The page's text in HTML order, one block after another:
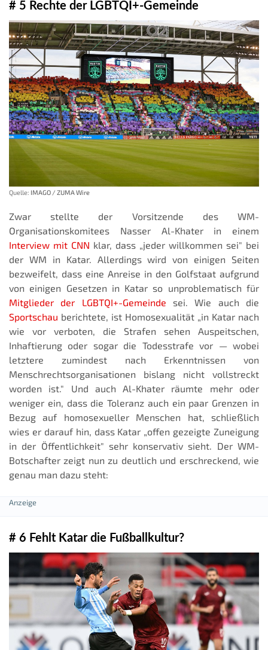
# 5 Rechte der LGBTQI+-Gemeinde
Quelle: IMAGO / ZUMA Wire
Zwar stellte der Vorsitzende des WM-
Organisationskomitees Nasser Al-Khater in einem
Interview mit CNN klar, dass „jeder willkommen sei" bei
der WM in Katar. Allerdings wird von einigen Seiten
bezweifelt, dass eine Anreise in den Golfstaat aufgrund
von einigen Gesetzen in Katar so unproblematisch für
Mitglieder der LGBTQI+-Gemeinde sei. Wie auch die
Sportschau berichtete, ist Homosexualität „in Katar nach
wie vor verboten, die Strafen sehen Auspeitschen,
Inhaftierung oder sogar die Todesstrafe vor — wobei
letztere zumindest nach Erkenntnissen von
Menschrechtsorganisationen bislang nicht vollstreckt
worden ist." Und auch Al-Khater räumte mehr oder
weniger ein, dass die Toleranz auch ein paar Grenzen in
Bezug auf homosexueller Menschen hat, schließlich
wies er darauf hin, dass Katar „offen gezeigte Zuneigung
in der Öffentlichkeit" sehr konservativ sieht. Der WM-
Botschafter zeigt nun zu deutlich und erschreckend, wie
genau man dazu steht:
# 6 Fehlt Katar die Fußballkultur?